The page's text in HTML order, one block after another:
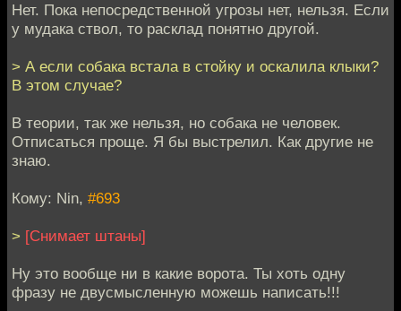
Нет. Пока непосредственной угрозы нет, нельзя. Если
у мудака ствол, то расклад понятно другой.
> А если собака встала в стойку и оскалила клыки?
В этом случае?
В теории, так же нельзя, но собака не человек.
Отписаться проще. Я бы выстрелил. Как другие не
знаю.
Кому: Nin, #693
> [Снимает штаны]
Ну это вообще ни в какие ворота. Ты хоть одну
фразу не двусмысленную можешь написать!!!